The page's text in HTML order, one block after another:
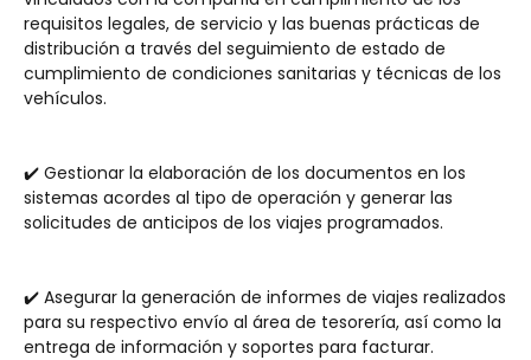
requisitos legales, de servicio y las buenas prácticas de
distribución a través del seguimiento de estado de
cumplimiento de condiciones sanitarias y técnicas de los
vehículos.
✔️ Gestionar la elaboración de los documentos en los
sistemas acordes al tipo de operación y generar las
solicitudes de anticipos de los viajes programados.
✔️ Asegurar la generación de informes de viajes realizados
para su respectivo envío al área de tesorería, así como la
entrega de información y soportes para facturar.